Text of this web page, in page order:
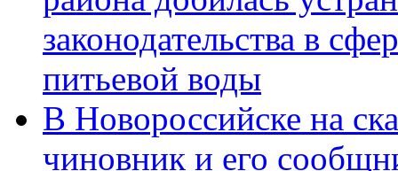
законодательства в
питьевой воды
В Новороссийске на
чиновник и его